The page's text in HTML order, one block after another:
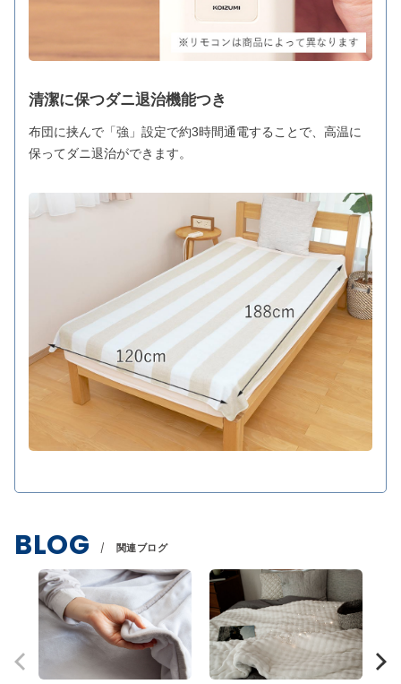
清潔に保つダニ退治機能つき
布団に挟んで「強」設定で約3時間通電することで、高温に
保ってダニ退治ができます。
BLOG 関連ブログ